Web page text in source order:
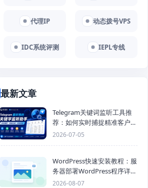
代理IP 动态拨号VPS
IDC系统评测 IEPL专线
最新文章
Telegram关键词监听工具推
荐：如何实时捕捉精准客户，
提高获客效率？
2026-07-05
WordPress快速安装教程：服
务器部署WordPress程序详细
步骤
2026-08-07